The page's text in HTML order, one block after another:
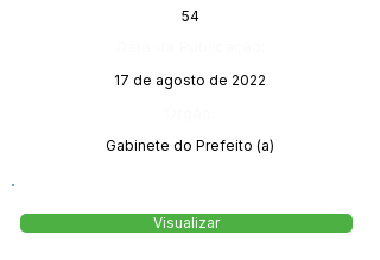
54
17 de agosto de 2022
Gabinete do Prefeito (a)
Visualizar